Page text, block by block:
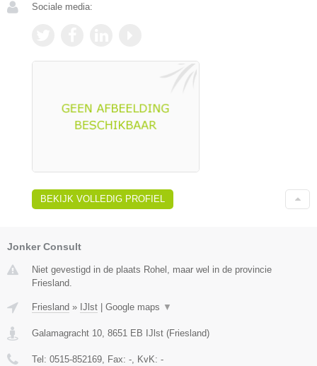
Sociale media:
BEKIJK VOLLEDIG PROFIEL
Jonker Consult
Niet gevestigd in de plaats Rohel, maar wel in de provincie
Friesland.
Friesland » IJlst Google maps ▼
Galamagracht 10, 8651 EB IJlst (Friesland)
Tel: 0515-852169, Fax: -, KvK: -